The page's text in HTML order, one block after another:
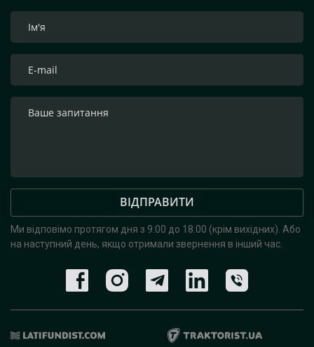
ВІДПРАВИТИ
Ми відповімо протягом дня з 9:00 до 18:00 (крім вихідних). Або
на наступний день, якщо отримали звернення в інший час.